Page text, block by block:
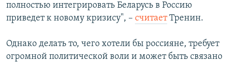
полностью интегрировать Беларусь в Россию
приведет к новому кризису", – считаетТренин.
Однако делать то, чего хотели бы россияне, требует
огромной политической воли и может быть связано